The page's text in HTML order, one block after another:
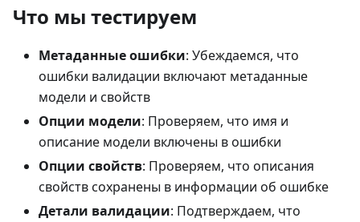
Что мы тестируем
Метаданные ошибки: Убеждаемся, что
ошибки валидации включают метаданные
модели и свойств
Опции модели: Проверяем, что имя и
описание модели включены в ошибки
Опции свойств: Проверяем, что описания
свойств сохранены в информации об ошибке
Детали валидации: Подтверждаем, что